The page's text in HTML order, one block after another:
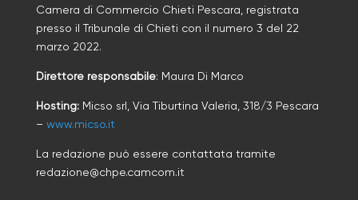
Camera di Commercio Chieti Pescara, registrata
presso il Tribunale di Chieti con il numero 3 del 22
marzo 2022.
Direttore responsabile: Maura Di Marco
Hosting:Micso srl, Via Tiburtina Valeria, 318/3 Pescara
– www.micso.it
La redazione può essere contattata tramite
redazione@chpe.camcom.it